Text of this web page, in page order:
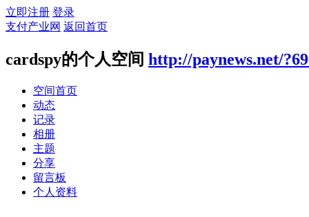
立即注册 登录
支付产业网 返回首页
cardspy的个人空间 http://paynews.net/
空间首页
动态
记录
相册
主题
分享
留言板
个人资料